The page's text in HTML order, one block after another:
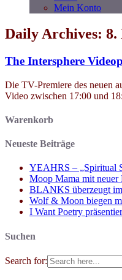
Mein Konto
Daily Archives: 8.
The Intersphere
Die TV-Premiere des neuen
Video zwischen 17:00 und
Warenkorb
Neueste Beiträge
YEAHRS – „Spiritual
Moop Mama mit neuer
BLANKS überzeugt
Wolf & Moon biegen
I Want Poetry
Suchen
Search for: